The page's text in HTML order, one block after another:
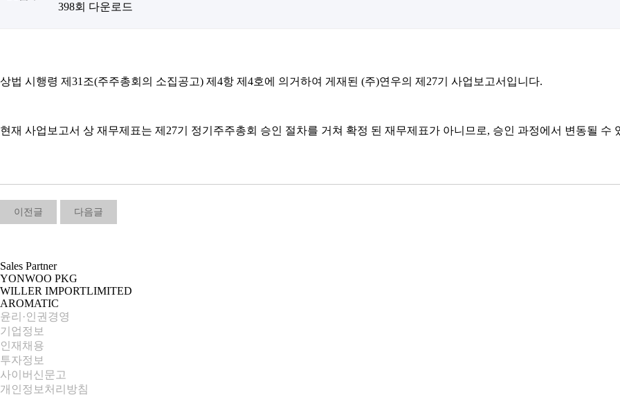
398회 다운로드
상법 시행령 제31조(주주총회의 소집공고) 제4항 제4호에 의거하여 게재된 (주)연우의 제27기 사업보고서입니다.
현재 사업보고서 상 재무제표는 제27기 정기주주총회 승인 절차를 거쳐 확정 된 재무제표가 아니므로, 승인 과정에서 변동될 수
이전글 다음글
Sales Partner
YONWOO PKG
WILLER IMPORTLIMITED
AROMATIC
윤리·인권경영
기업정보
인재채용
투자정보
사이버신문고
개인정보처리방침